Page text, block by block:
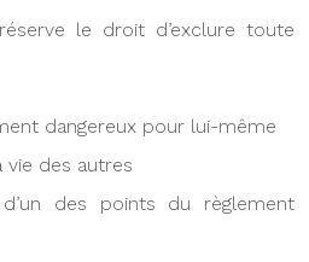
le droit d’exclure toute
dangereux pour lui-même
vie des autres
des points du règlement